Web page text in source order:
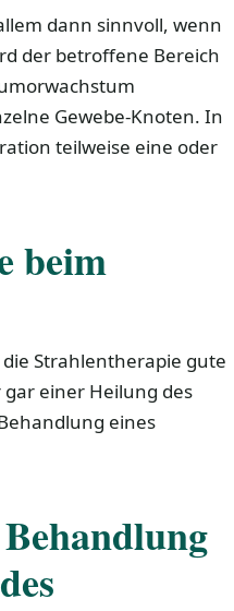
dann sinnvoll, wenn
der betroffene Bereich
Gewebe-Knoten. In
teilweise eine oder
beim
Strahlentherapie gute
einer Heilung des
eines